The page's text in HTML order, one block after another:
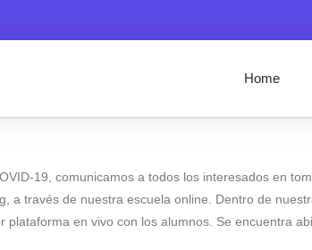
Home
19, comunicamos a todos los interesados en
a través de nuestra escuela online. Dentro de
en vivo con los alumnos. Se encuentra